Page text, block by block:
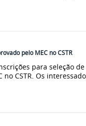
pelo MEC no CSTR
para seleção de
CSTR. Os